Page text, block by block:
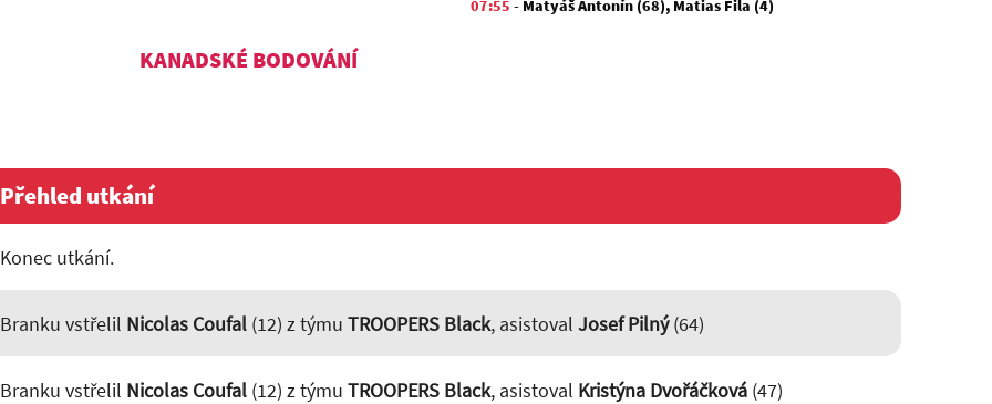
KANADSKÉ BODOVÁNÍ
07:55 - Matyáš Antonín (68), Matias Fila (4)
Přehled utkání
Konec utkání.
Branku vstřelil Nicolas Coufal(12) z týmu TROOPERS Black, asistoval Josef Pilný(64)
Branku vstřelil Nicolas Coufal(12) z týmu TROOPERS Black, asistoval Kristýna Dvořáčková(47)